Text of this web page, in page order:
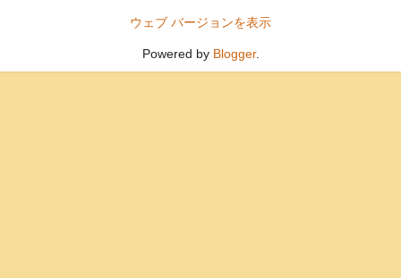
ウェブ バージョンを表示
Powered by Blogger.